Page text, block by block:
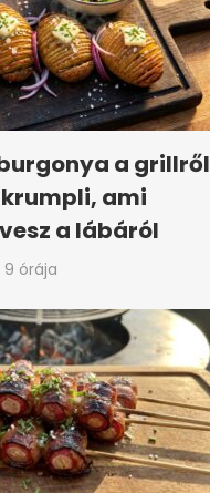
a grillről
ami
a lábáról
9 órája